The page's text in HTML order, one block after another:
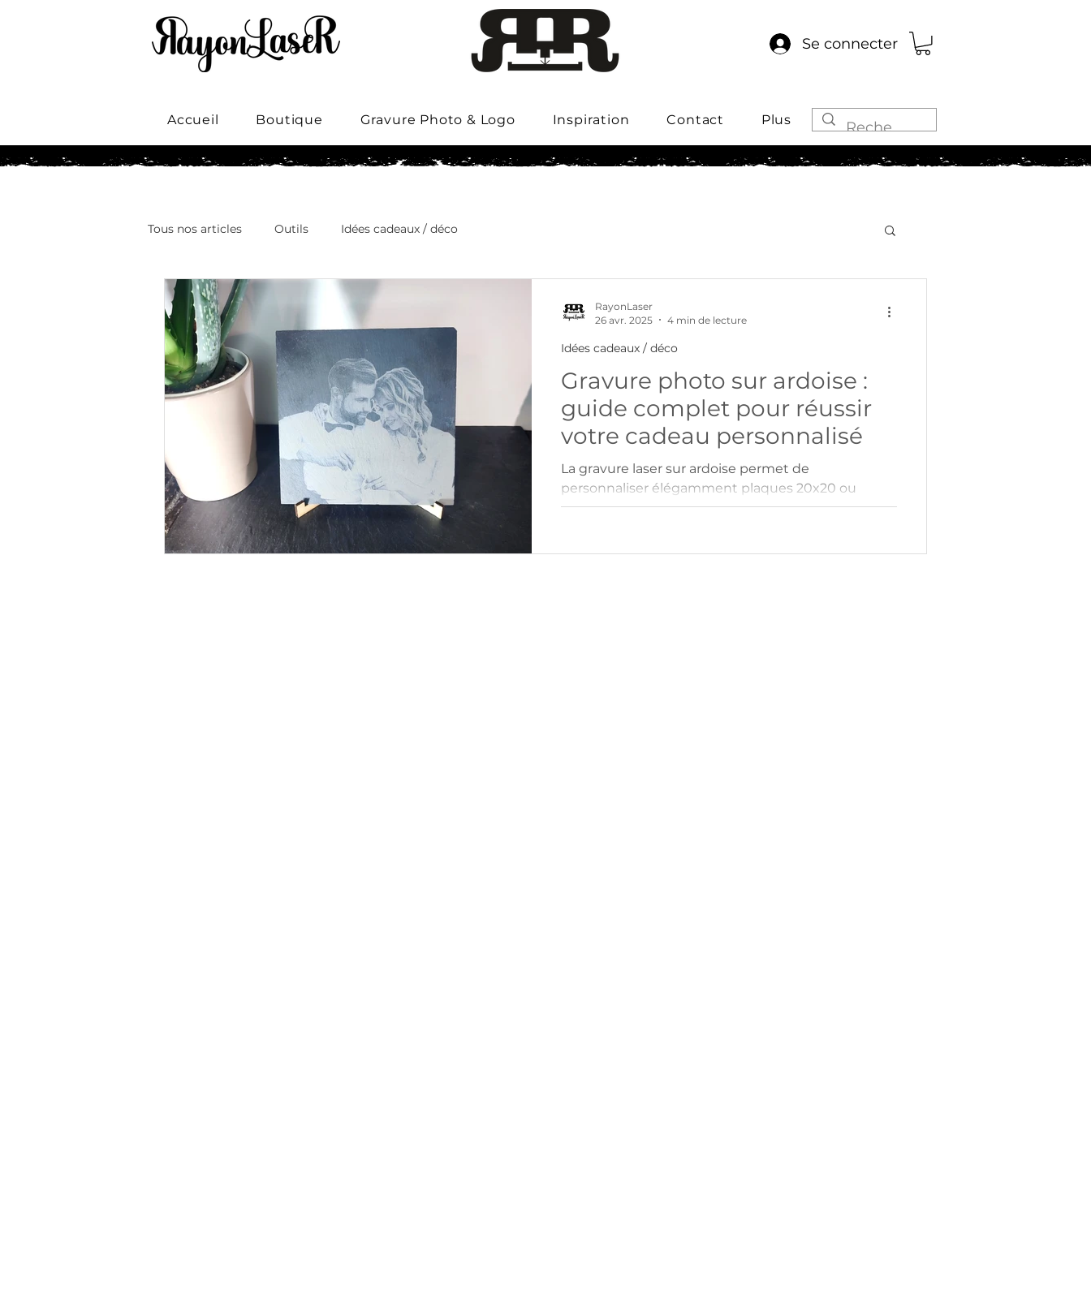
Se connecter
Accueil Boutique Gravure Photo & Logo Inspiration Contact Plus
Tous nos articles Outils Idées cadeaux / déco
Gravure photo sur ardoise :
guide complet pour réussir
votre cadeau personnalisé
La gravure laser sur ardoise permet de
personnaliser élégamment plaques 20x20 ou
30x30 cm avec photos, logos ou designs. Ce
Idées cadeaux / déco
RayonLaser
26 avr. 2025
4 min de lecture